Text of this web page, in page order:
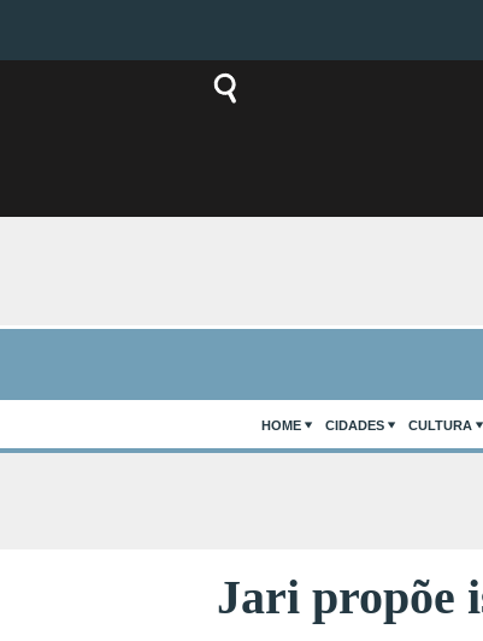
HOME CIDADES CULTURA
Jari propõe